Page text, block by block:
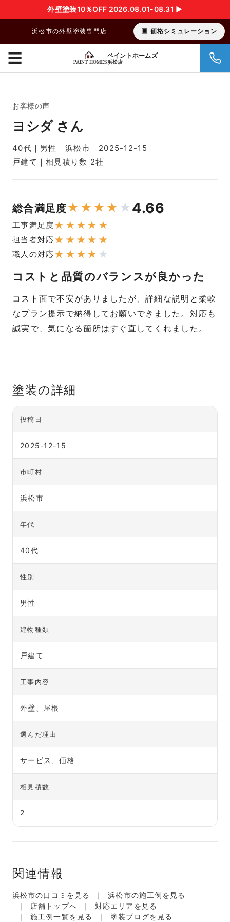
外壁塗装10％OFF 2026.08.01-08.31 ▶︎
浜松市の外壁塗装専門店 価格シミュレーション
ペイントホームズ
浜松店
☰
お客様の声
ヨシダ さん
40代｜男性｜浜松市｜2025-12-15
戸建て｜相見積り数 2社
総合満足度★ ★★★ ★ 4.66
工事満足度★ ★ ★ ★ ★
担当者対応★ ★ ★ ★ ★
職人の対応★ ★ ★ ★ ★
コストと品質のバランスが良かった
コスト面で不安がありましたが、詳細な説明と柔軟
なプラン提示で納得してお願いできました。対応も
誠実で、気になる箇所はすぐ直してくれました。
塗装の詳細
投稿日
2025-12-15
市町村
浜松市
年代
40代
性別
男性
建物種類
戸建て
工事内容
外壁、屋根
選んだ理由
サービス、価格
相見積数
2
関連情報
浜松市の口コミを見る
浜松市の施工例を見る
店舗トップへ
対応エリアを見る
施工例一覧を見る
塗装ブログを見る